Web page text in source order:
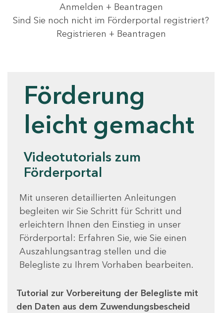
Anmelden + Beantragen
Sind Sie noch nicht im Förderportal registriert?
Registrieren + Beantragen
Förderung
leicht gemacht
Videotutorials zum
Förderportal
Mit unseren detaillierten Anleitungen
begleiten wir Sie Schritt für Schritt und
erleichtern Ihnen den Einstieg in unser
Förderportal: Erfahren Sie, wie Sie einen
Auszahlungsantrag stellen und die
Belegliste zu Ihrem Vorhaben bearbeiten.
Tutorial zur Vorbereitung der Belegliste mit
den Daten aus dem Zuwendungsbescheid